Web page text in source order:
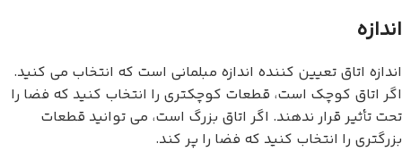
اندازه
اندازه اتاق تعیین کننده اندازه مبلمانی است که انتخاب می کنید.
اگر اتاق کوچک است، قطعات کوچکتری را انتخاب کنید که فضا را
تحت تأثیر قرار ندهند. اگر اتاق بزرگ است، می توانید قطعات
بزرگتری را انتخاب کنید که فضا را پر کند.